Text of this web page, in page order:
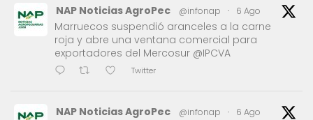
NAP Noticias AgroPec @infonap · 6 Ago
Marruecos suspendió aranceles a la carne
roja y abre una ventana comercial para
exportadores del Mercosur @IPCVA
Twitter
NAP Noticias AgroPec @infonap · 6 Ago